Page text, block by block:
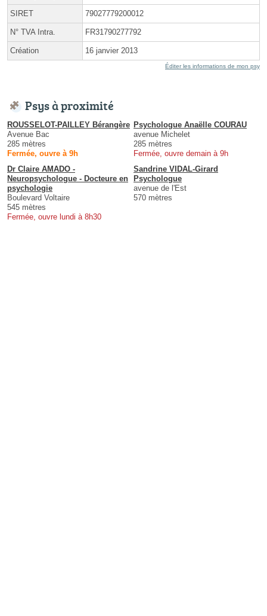
SIRET 79027779200012
N° TVA Intra. FR31790277792
Création 16 janvier 2013
Éditer les informations de mon psy
Psys à proximité
ROUSSELOT-PAILLEY Bérangère
Avenue Bac
285 mètres
Fermée, ouvre à 9h
Psychologue Anaëlle COURAU
avenue Michelet
285 mètres
Fermée, ouvre demain à 9h
Dr Claire AMADO -
Neuropsychologue - Docteure en
psychologie
Boulevard Voltaire
545 mètres
Fermée, ouvre lundi à 8h30
Sandrine VIDAL-Girard
Psychologue
avenue de l'Est
570 mètres